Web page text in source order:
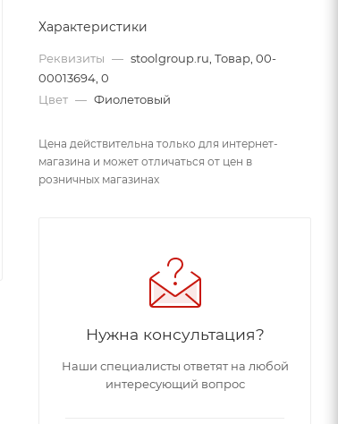
Характеристики
Реквизиты — stoolgroup.ru, Товар, 00-
00013694, 0
Цвет — Фиолетовый
Цена действительна только для интернет-
магазина и может отличаться от цен в
розничных магазинах
Нужна консультация?
Наши специалисты ответят на любой
интересующий вопрос